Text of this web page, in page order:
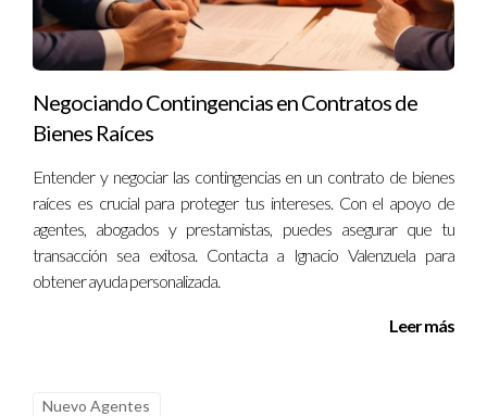
¿Es seguro invertir en áreas propensas a
huracanes?
Sí, pero es crucial hacer un análisis exhaustivo del mercado
local y considerar factores como la infraestructura existente y
las políticas gubernamentales sobre reconstrucción.
¿Qué tipo de seguros son necesarios para
proteger una propiedad contra huracanes?
Es recomendable contar con un seguro contra inundaciones
además del seguro estándar para propietarios de viviendas,
Negociando Contingencias en Contratos de
Bienes Raíces
Entender y negociar las contingencias en un contrato de bienes
raíces es crucial para proteger tus intereses. Con el apoyo de
agentes, abogados y prestamistas, puedes asegurar que tu
transacción sea exitosa. Contacta a Ignacio Valenzuela para
obtener ayuda personalizada.
Leer más
Nuevo Agentes